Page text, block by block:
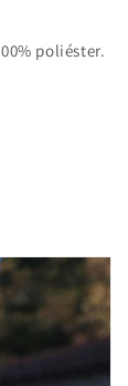
poliéster.